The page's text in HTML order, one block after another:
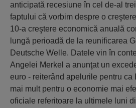
anticipată recesiune în cel de-al
faptului că vorbim despre o
10-a creştere economică anuală
lungă perioadă de la reunificarea
Deutsche Welle. Datele vin în
Angelei Merkel a anunţat un
euro - reiterând apelurile pentru ca
mai mult pentru o economie mai
oficiale referitoare la ultimele luni